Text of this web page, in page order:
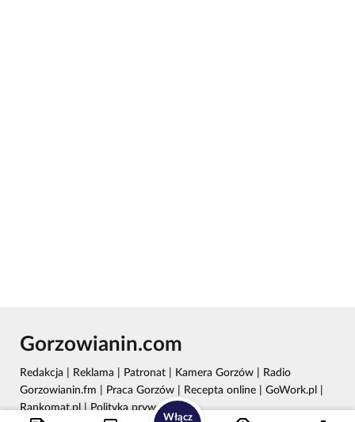
Włącz
Gorzowianin.com
Redakcja Reklama Patronat Kamera Gorzów
Radio
Gorzowianin.fm
Praca Gorzów Recepta online GoWork.pl
Rankomat.pl|Polityka prywatności